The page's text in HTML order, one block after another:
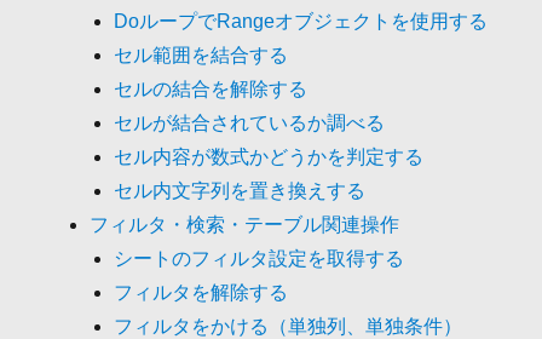
DoループでRangeオブジェクトを使用する
セル範囲を結合する
セルの結合を解除する
セルが結合されているか調べる
セル内容が数式かどうかを判定する
セル内文字列を置き換えする
フィルタ・検索・テーブル関連操作
シートのフィルタ設定を取得する
フィルタを解除する
フィルタをかける（単独列、単独条件）